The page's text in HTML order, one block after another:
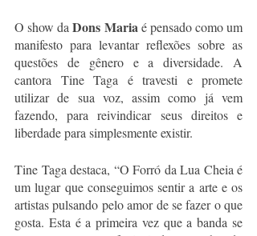
O show da Dons Maria é pensado como um
manifesto para levantar reflexões sobre as
questões de gênero e a diversidade. A
cantora Tine Taga é travesti e promete
utilizar de sua voz, assim como já vem
fazendo, para reivindicar seus direitos e
liberdade para simplesmente existir.
Tine Taga destaca, “O Forró da Lua Cheia é
um lugar que conseguimos sentir a arte e os
artistas pulsando pelo amor de se fazer o que
gosta. Esta é a primeira vez que a banda se